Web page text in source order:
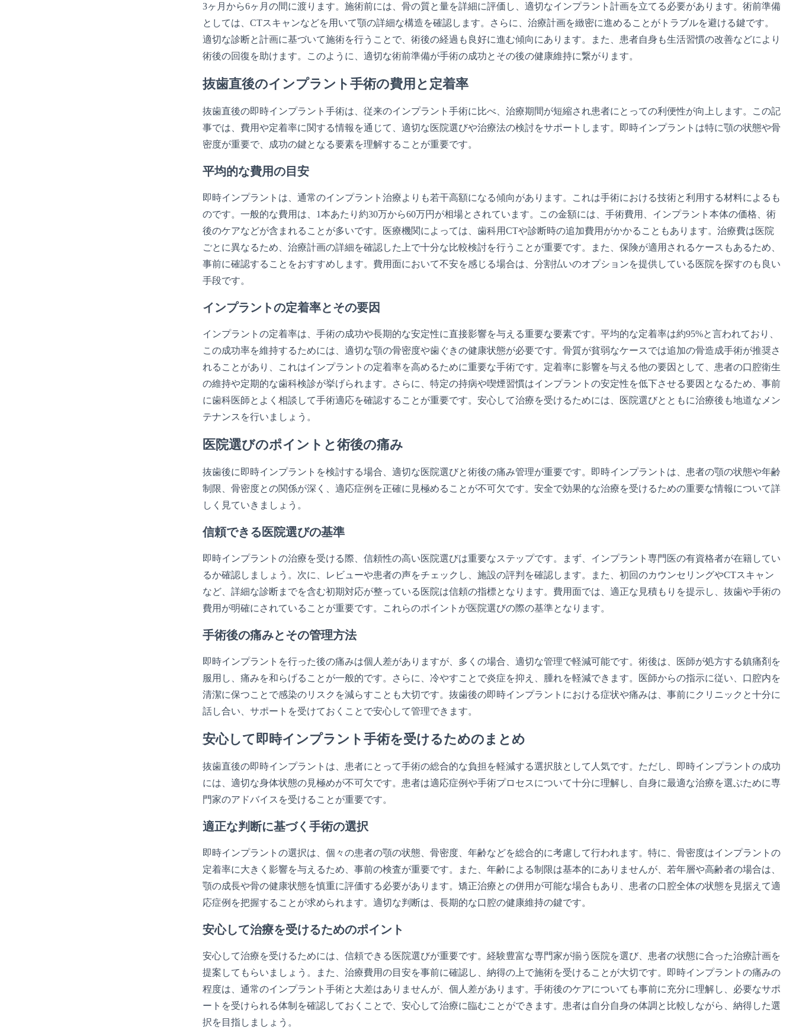
3ヶ月から6ヶ月の間に渡ります。施術前には、骨の質と量を詳細に評価し、適切なインプラント計画を立てる必要があります。術前準備
としては、CTスキャンなどを用いて顎の詳細な構造を確認します。さらに、治療計画を緻密に進めることがトラブルを避ける鍵です。
適切な診断と計画に基づいて施術を行うことで、術後の経過も良好に進む傾向にあります。また、患者自身も生活習慣の改善などにより
術後の回復を助けます。このように、適切な術前準備が手術の成功とその後の健康維持に繋がります。
抜歯直後のインプラント手術の費用と定着率
抜歯直後の即時インプラント手術は、従来のインプラント手術に比べ、治療期間が短縮され患者にとっての利便性が向上します。この記
事では、費用や定着率に関する情報を通じて、適切な医院選びや治療法の検討をサポートします。即時インプラントは特に顎の状態や骨
密度が重要で、成功の鍵となる要素を理解することが重要です。
平均的な費用の目安
即時インプラントは、通常のインプラント治療よりも若干高額になる傾向があります。これは手術における技術と利用する材料によるも
のです。一般的な費用は、1本あたり約30万から60万円が相場とされています。この金額には、手術費用、インプラント本体の価格、術
後のケアなどが含まれることが多いです。医療機関によっては、歯科用CTや診断時の追加費用がかかることもあります。治療費は医院
ごとに異なるため、治療計画の詳細を確認した上で十分な比較検討を行うことが重要です。また、保険が適用されるケースもあるため、
事前に確認することをおすすめします。費用面において不安を感じる場合は、分割払いのオプションを提供している医院を探すのも良い
手段です。
インプラントの定着率とその要因
インプラントの定着率は、手術の成功や長期的な安定性に直接影響を与える重要な要素です。平均的な定着率は約95%と言われており、
この成功率を維持するためには、適切な顎の骨密度や歯ぐきの健康状態が必要です。骨質が貧弱なケースでは追加の骨造成手術が推奨さ
れることがあり、これはインプラントの定着率を高めるために重要な手術です。定着率に影響を与える他の要因として、患者の口腔衛生
の維持や定期的な歯科検診が挙げられます。さらに、特定の持病や喫煙習慣はインプラントの安定性を低下させる要因となるため、事前
に歯科医師とよく相談して手術適応を確認することが重要です。安心して治療を受けるためには、医院選びとともに治療後も地道なメン
テナンスを行いましょう。
医院選びのポイントと術後の痛み
抜歯後に即時インプラントを検討する場合、適切な医院選びと術後の痛み管理が重要です。即時インプラントは、患者の顎の状態や年齢
制限、骨密度との関係が深く、適応症例を正確に見極めることが不可欠です。安全で効果的な治療を受けるための重要な情報について詳
しく見ていきましょう。
信頼できる医院選びの基準
即時インプラントの治療を受ける際、信頼性の高い医院選びは重要なステップです。まず、インプラント専門医の有資格者が在籍してい
るか確認しましょう。次に、レビューや患者の声をチェックし、施設の評判を確認します。また、初回のカウンセリングやCTスキャン
など、詳細な診断までを含む初期対応が整っている医院は信頼の指標となります。費用面では、適正な見積もりを提示し、抜歯や手術の
費用が明確にされていることが重要です。これらのポイントが医院選びの際の基準となります。
手術後の痛みとその管理方法
即時インプラントを行った後の痛みは個人差がありますが、多くの場合、適切な管理で軽減可能です。術後は、医師が処方する鎮痛剤を
服用し、痛みを和らげることが一般的です。さらに、冷やすことで炎症を抑え、腫れを軽減できます。医師からの指示に従い、口腔内を
清潔に保つことで感染のリスクを減らすことも大切です。抜歯後の即時インプラントにおける症状や痛みは、事前にクリニックと十分に
話し合い、サポートを受けておくことで安心して管理できます。
安心して即時インプラント手術を受けるためのまとめ
抜歯直後の即時インプラントは、患者にとって手術の総合的な負担を軽減する選択肢として人気です。ただし、即時インプラントの成功
には、適切な身体状態の見極めが不可欠です。患者は適応症例や手術プロセスについて十分に理解し、自身に最適な治療を選ぶために専
門家のアドバイスを受けることが重要です。
適正な判断に基づく手術の選択
即時インプラントの選択は、個々の患者の顎の状態、骨密度、年齢などを総合的に考慮して行われます。特に、骨密度はインプラントの
定着率に大きく影響を与えるため、事前の検査が重要です。また、年齢による制限は基本的にありませんが、若年層や高齢者の場合は、
顎の成長や骨の健康状態を慎重に評価する必要があります。矯正治療との併用が可能な場合もあり、患者の口腔全体の状態を見据えて適
応症例を把握することが求められます。適切な判断は、長期的な口腔の健康維持の鍵です。
安心して治療を受けるためのポイント
安心して治療を受けるためには、信頼できる医院選びが重要です。経験豊富な専門家が揃う医院を選び、患者の状態に合った治療計画を
提案してもらいましょう。また、治療費用の目安を事前に確認し、納得の上で施術を受けることが大切です。即時インプラントの痛みの
程度は、通常のインプラント手術と大差はありませんが、個人差があります。手術後のケアについても事前に充分に理解し、必要なサポ
ートを受けられる体制を確認しておくことで、安心して治療に臨むことができます。患者は自分自身の体調と比較しながら、納得した選
択を目指しましょう。